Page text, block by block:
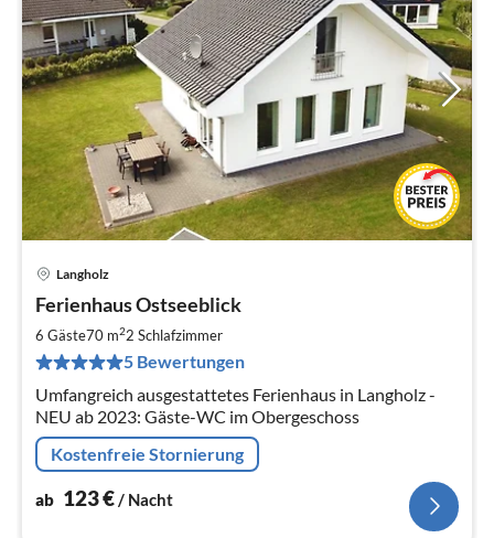
Langholz
Ferienhaus Ostseeblick
6 Gäste70 m22 Schlafzimmer
5 Bewertungen
Umfangreich ausgestattetes Ferienhaus in Langholz -
NEU ab 2023: Gäste-WC im Obergeschoss
Kostenfreie Stornierung
ab 123€/ Nacht